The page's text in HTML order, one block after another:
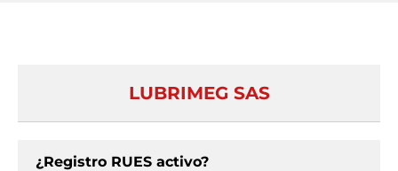
LUBRIMEG SAS
¿Registro RUES activo?